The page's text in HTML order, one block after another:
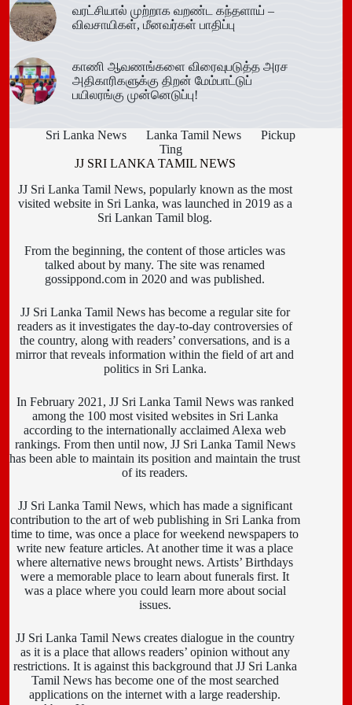
வரட்சியால் முற்றாக வறண்ட கந்தளாய் –
விவசாயிகள், மீனவர்கள் பாதிப்பு
காணி ஆவணங்களை விரைவுபடுத்த அரச
அதிகாரிகளுக்கு திறன் மேம்பாட்டுப்
பயிலரங்கு முன்னெடுப்பு!
Sri Lanka News Lanka Tamil News
Pickup
Ting
JJ SRI LANKA TAMIL NEWS
JJ Sri Lanka Tamil News, popularly known as the most
visited website in Sri Lanka, was launched in 2019 as a
Sri Lankan Tamil blog.
From the beginning, the content of those articles was
talked about by many. The site was renamed
gossippond.com in 2020 and was published.
JJ Sri Lanka Tamil News has become a regular site for
readers as it investigates the day-to-day controversies of
the country, along with readers’ conversations, and is a
mirror that reveals information within the field of art and
politics in Sri Lanka.
In February 2021, JJ Sri Lanka Tamil News was ranked
among the 100 most visited websites in Sri Lanka
according to the internationally acclaimed Alexa web
rankings. From then until now, JJ Sri Lanka Tamil News
has been able to maintain its position and maintain the trust
of its readers.
JJ Sri Lanka Tamil News, which has made a significant
contribution to the art of web publishing in Sri Lanka from
time to time, was once a place for weekend newspapers to
write new feature articles. At another time it was a place
where alternative news brought news. Artists’ Birthdays
were a memorable place to learn about funerals first. It
was a place where you could learn more about social
issues.
JJ Sri Lanka Tamil News creates dialogue in the country
as it is a place that allows readers’ opinion without any
restrictions. It is against this background that JJ Sri Lanka
Tamil News has become one of the most searched
applications on the internet with a large readership.